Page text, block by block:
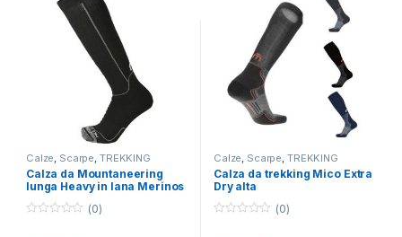
Calze Scarpe TREKKING
Calza da Mountaneering
lunga Heavy in lana Merinos
(0)
Calze Scarpe TREKKING
Calza da trekking Mico Extra
Dry alta
(0)